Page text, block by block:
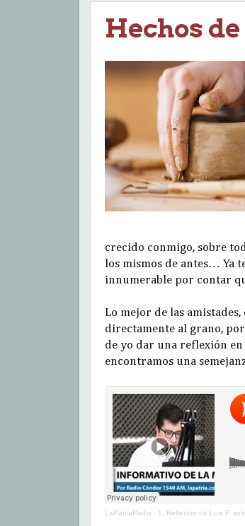
Hechos
crecido conmigo, sobre
los mismos de antes… Ya
innumerable por contar
Lo mejor de las
directamente al grano,
de yo dar una reflexión
encontramos una
LaPatriaRadio · 1. Reflexión de Luis F.